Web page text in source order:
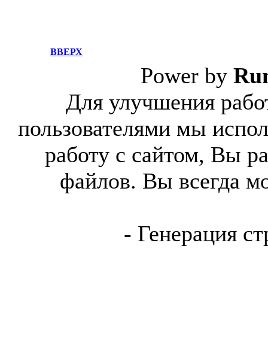
ВВЕРХ
Power by
Для улучшения
пользователями мы
работу с сайтом, Вы
файлов. Вы всегда
- Генерация